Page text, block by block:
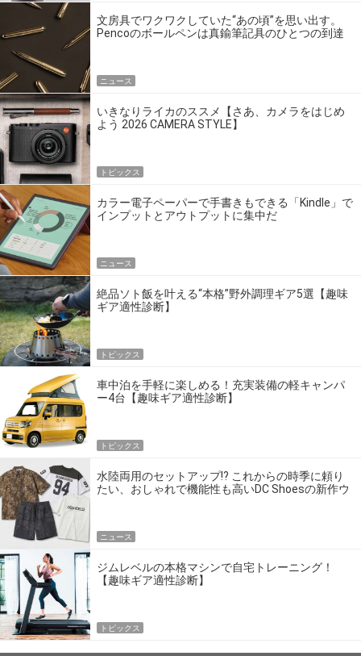
文房具でワクワクしていた“あの頃”を思い出す。
Pencoのボールペンは真鍮筆記具のひとつの到達
ニュース
いきなりライカのススメ【さあ、カメラをはじめ
よう 2026 CAMERA STYLE】
トピックス
カラー電子ペーパーで手書きもできる「Kindle」で
インプットとアウトプットに集中だ
ニュース
絶品ソト飯を叶える“本格”野外調理ギア5選【趣味
ギア適性診断】
トピックス
車中泊を手軽に楽しめる！充実装備の軽キャンパ
ー4台【趣味ギア適性診断】
トピックス
水陸両用のセットアップ!? これからの時季に頼り
たい、おしゃれで機能性も高いDC Shoesの新作ウ
ニュース
ジムレベルの本格マシンで自宅トレーニング！
【趣味ギア適性診断】
トピックス